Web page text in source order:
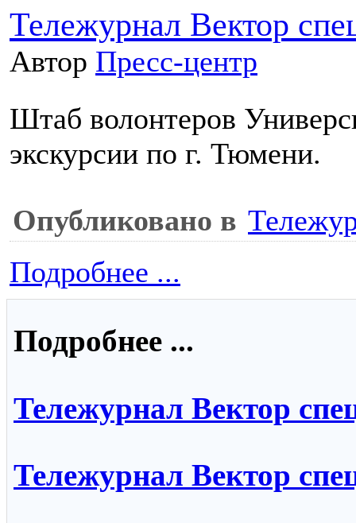
Тележурнал Вектор
Автор Пресс-центр
Штаб волонтеров
экскурсии по г. Тюмени.
Опубликовано в
Подробнее ...
Подробнее ...
Тележурнал Вектор
Тележурнал Вектор